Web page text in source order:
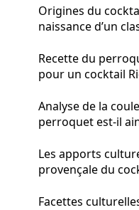
Origines du
naissance d’un
Recette du
pour un cocktail
Analyse de la
perroquet est-il
Les apports
provençale du
Facettes